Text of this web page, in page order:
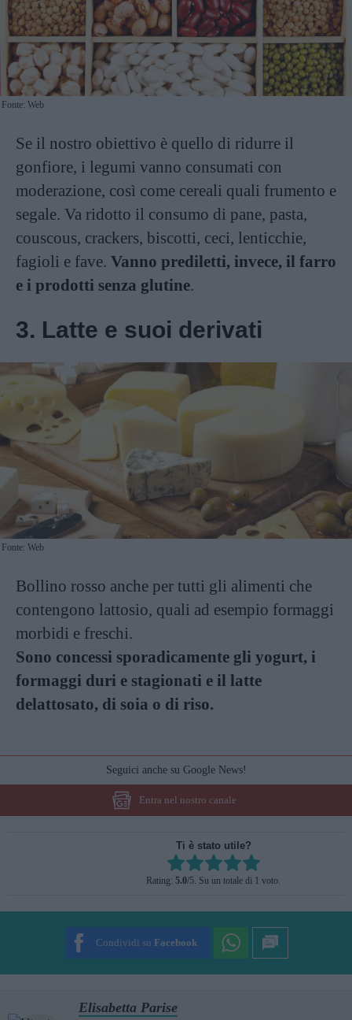
Fonte: Web
Se il nostro obiettivo è quello di ridurre il
gonfiore, i legumi vanno consumati con
moderazione, così come cereali quali frumento e
segale. Va ridotto il consumo di pane, pasta,
couscous, crackers, biscotti, ceci, lenticchie,
fagioli e fave. Vanno prediletti, invece, il farro
e i prodotti senza glutine.
3. Latte e suoi derivati
Fonte: Web
Bollino rosso anche per tutti gli alimenti che
contengono lattosio, quali ad esempio formaggi
morbidi e freschi.
Sono concessi sporadicamente gli yogurt, i
formaggi duri e stagionati e il latte
delattosato, di soia o di riso.
Seguici anche su Google News!
Entra nel nostro canale
Ti è stato utile?
Rate this item:
SUBMIT RATING
Rating: 5.0/5. Su un totale di 1 voto.
Condividi su Facebook
Elisabetta Parise